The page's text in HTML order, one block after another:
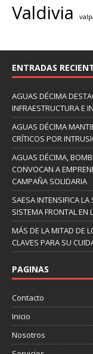
Valdivia
ENTRADAS
AGUAS DÉCIMA
INFRAESTRUCTURA E
AGUAS DÉCIMA
CRÍTICOS POR
AGUAS DÉCIMA,
CONVOCAN A
CAMPAÑA SOLIDARIA
SAESA INTENSIFICA
SISTEMA FRONTAL EN
MÁS DE LA MITAD DE
CLAVES PARA SU
PAGINAS
Contacto
Inicio
Nosotros